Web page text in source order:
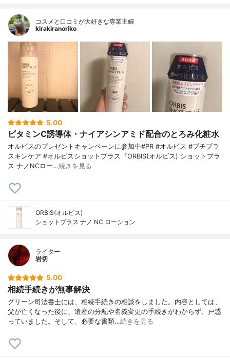
コスメと口コミが大好きな専業主婦
kirakiranoriko
5.00
ビタミンC誘導体・ナイアシンアミド配合のとろみ化粧水
オルビスのプレゼントキャンペーンに参加中#PR #オルビス #プチプラ
スキンケア #オルビスショットプラス『ORBIS(オルビス) ショットプラ
ス ナノNCロー…続きを見る
ORBIS(オルビス)
ショットプラス ナノ NC ローション
ライター
岩切
5.00
相続手続きが無事解決
グリーン司法書士には、相続手続きの相談をしました。内容としては、
父が亡くなった後に、遺産の分配や名義変更の手続きがわからず、戸惑
っていました。そして、必要な書類…続きを見る